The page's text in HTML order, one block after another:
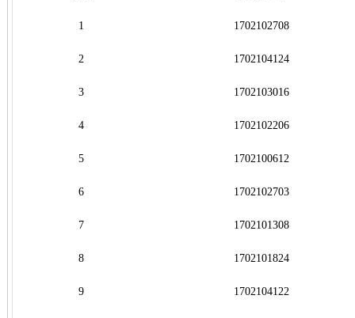
1 1702102708
2 1702104124
3 1702103016
4 1702102206
5 1702100612
6 1702102703
7 1702101308
8 1702101824
9 1702104122